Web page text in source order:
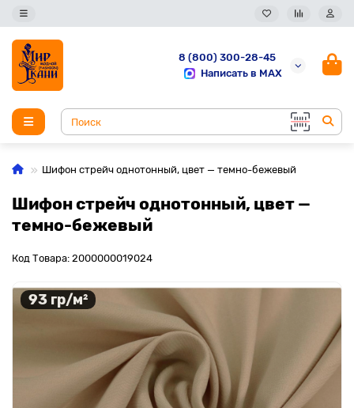
8 (800) 300-28-45
Написать в MAX
Шифон стрейч однотонный, цвет — темно-бежевый
Шифон стрейч однотонный, цвет —
темно-бежевый
Код Товара: 2000000019024
93 гр/м²